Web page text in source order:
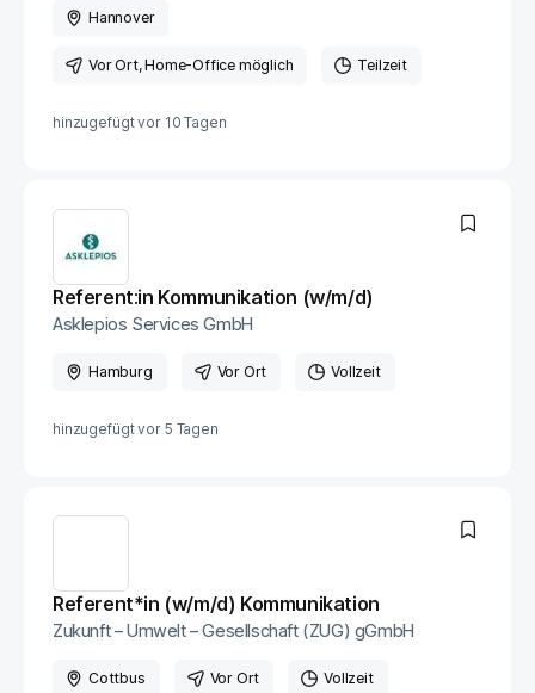
Hannover
Vor Ort, Home-Office möglich Teilzeit
hinzugefügt vor 10 Tagen
Referent:in Kommunikation (w/m/d)
Asklepios Services GmbH
Hamburg Vor Ort Vollzeit
hinzugefügt vor 5 Tagen
Referent*in (w/m/d) Kommunikation
Zukunft – Umwelt – Gesellschaft (ZUG) gGmbH
Cottbus Vor Ort Vollzeit